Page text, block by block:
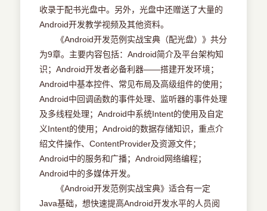
收录于配书光盘中。另外，光盘中还赠送了大量的
Android开发教学视频及其他资料。
《Android开发范例实战宝典（配光盘）》共分
为9章。主要内容包括：Android简介及平台架构知
识；Android开发者必备利器——搭建开发环境；
Android中基本控件、常见布局及高级组件的使用；
Android中回调函数的事件处理、监听器的事件处理
及多线程处理；Android中系统Intent的使用及自定
义Intent的使用；Android的数据存储知识，重点介
绍文件操作、ContentProvider及资源文件；
Android中的服务和广播；Android网络编程；
Android中的多媒体开发。
《Android开发范例实战宝典》适合有一定
Java基础，想快速提高Android开发水平的人员阅